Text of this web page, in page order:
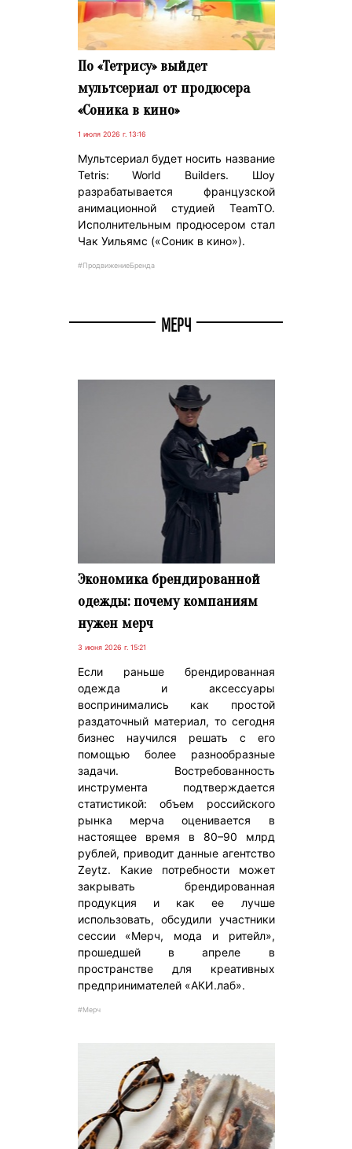
По «Тетрису» выйдет
мультсериал от продюсера
«Соника в кино»
1 июля 2026 г. 13:16
Мультсериал будет носить название
Tetris: World Builders. Шоу
разрабатывается французской
анимационной студией TeamTO.
Исполнительным продюсером стал
Чак Уильямс («Соник в кино»).
#ПродвижениеБренда
МЕРЧ
Экономика брендированной
одежды: почему компаниям
нужен мерч
3 июня 2026 г. 15:21
Если раньше брендированная
одежда и аксессуары
воспринимались как простой
раздаточный материал, то сегодня
бизнес научился решать с его
помощью более разнообразные
задачи. Востребованность
инструмента подтверждается
статистикой: объем российского
рынка мерча оценивается в
настоящее время в 80–90 млрд
рублей, приводит данные агентство
Zeytz. Какие потребности может
закрывать брендированная
продукция и как ее лучше
использовать, обсудили участники
сессии «Мерч, мода и ритейл»,
прошедшей в апреле в
пространстве для креативных
предпринимателей «АКИ.лаб».
#Мерч